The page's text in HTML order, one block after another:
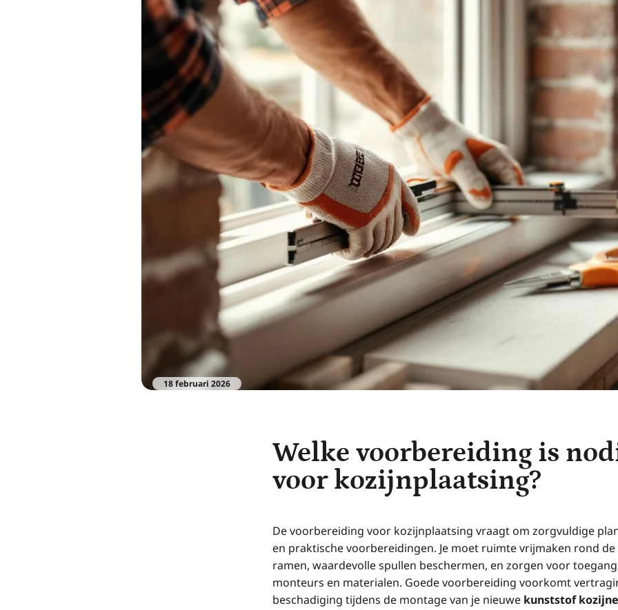
18 februari 2026
Welke voorbereiding is
voor kozijnplaatsing?
De voorbereiding voor kozijnplaatsing vraagt om zorgvuldige
en praktische voorbereidingen. Je moet ruimte vrijmaken rond de
ramen, waardevolle spullen beschermen, en zorgen voor
monteurs en materialen. Goede voorbereiding voorkomt
beschadiging tijdens de montage van je nieuwe kunststof